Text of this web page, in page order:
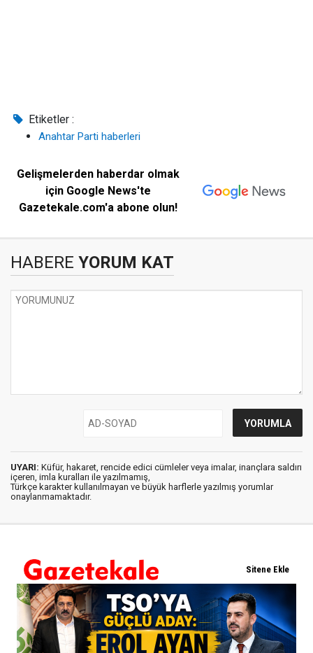
Etiketler :
Anahtar Parti haberleri
Gelişmelerden haberdar olmak
için Google News'te
Gazetekale.com'a abone olun!
HABERE YORUM KAT
UYARI: Küfür, hakaret, rencide edici cümleler veya imalar, inançlara saldırı
içeren, imla kuralları ile yazılmamış,
Türkçe karakter kullanılmayan ve büyük harflerle yazılmış yorumlar
onaylanmamaktadır.